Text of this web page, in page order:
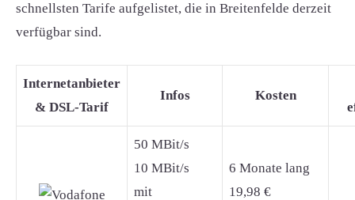
schnellsten Tarife aufgelistet, die in Breitenfelde derzeit
verfügbar sind.
Internetanbieter
& DSL-Tarif
Infos Kosten
50 MBit/s
10 MBit/s
mit
6 Monate lang
19,98 €